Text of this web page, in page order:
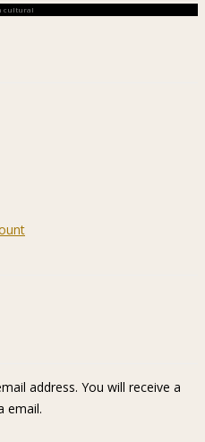
cultural
address. You will receive a
email.